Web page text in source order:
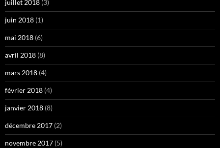
juillet 2018 (3)
juin 2018 (1)
mai 2018 (6)
avril 2018 (8)
mars 2018 (4)
février 2018 (4)
janvier 2018 (8)
décembre 2017 (2)
novembre 2017 (5)